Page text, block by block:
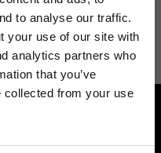
to analyse our traffic.
your use of our site with
analytics partners who
that you’ve
collected from your use
da Ripani. Per maggiori
.